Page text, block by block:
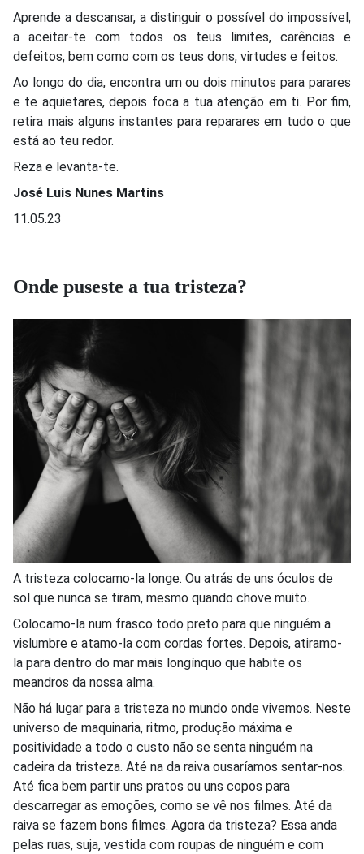
Aprende a descansar, a distinguir o possível do impossível,
a aceitar-te com todos os teus limites, carências e
defeitos, bem como com os teus dons, virtudes e feitos.
Ao longo do dia, encontra um ou dois minutos para parares
e te aquietares, depois foca a tua atenção em ti. Por fim,
retira mais alguns instantes para reparares em tudo o que
está ao teu redor.
Reza e levanta-te.
José Luis Nunes Martins
11.05.23
Onde puseste a tua tristeza?
A tristeza colocamo-la longe. Ou atrás de uns óculos de
sol que nunca se tiram, mesmo quando chove muito.
Colocamo-la num frasco todo preto para que ninguém a
vislumbre e atamo-la com cordas fortes. Depois, atiramo-
la para dentro do mar mais longínquo que habite os
meandros da nossa alma.
Não há lugar para a tristeza no mundo onde vivemos. Neste
universo de maquinaria, ritmo, produção máxima e
positividade a todo o custo não se senta ninguém na
cadeira da tristeza. Até na da raiva ousaríamos sentar-nos.
Até fica bem partir uns pratos ou uns copos para
descarregar as emoções, como se vê nos filmes. Até da
raiva se fazem bons filmes. Agora da tristeza? Essa anda
pelas ruas, suja, vestida com roupas de ninguém e com